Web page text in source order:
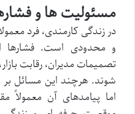
مسئولیت ها و
در زندگی کارمندی، فرد
و محدودی است. فشارها
تصمیمات مدیران، رقابت
شوند. هرچند این مسائل بر
اما پیامدهای آن معمولاً